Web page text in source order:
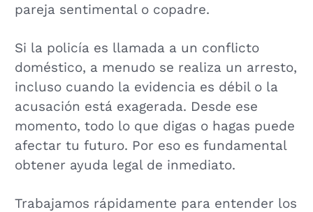
pareja sentimental o copadre.
Si la policía es llamada a un conflicto
doméstico, a menudo se realiza un arresto,
incluso cuando la evidencia es débil o la
acusación está exagerada. Desde ese
momento, todo lo que digas o hagas puede
afectar tu futuro. Por eso es fundamental
obtener ayuda legal de inmediato.
Trabajamos rápidamente para entender los